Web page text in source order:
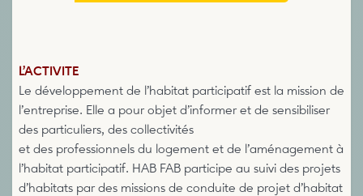
L’ACTIVITE
Le développement de l’habitat participatif est la mission de
l’entreprise. Elle a pour objet d’informer et de sensibiliser
des particuliers, des collectivités
et des professionnels du logement et de l’aménagement à
l’habitat participatif. HAB FAB participe au suivi des projets
d’habitats par des missions de conduite de projet d’habitat